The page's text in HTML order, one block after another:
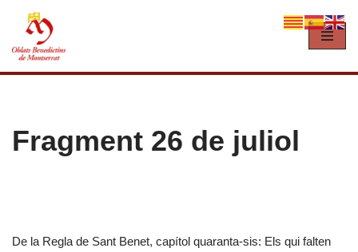
al
Fragment 26 de juliol
De la Regla de Sant Benet, capítol quaranta-sis: Els qui falten